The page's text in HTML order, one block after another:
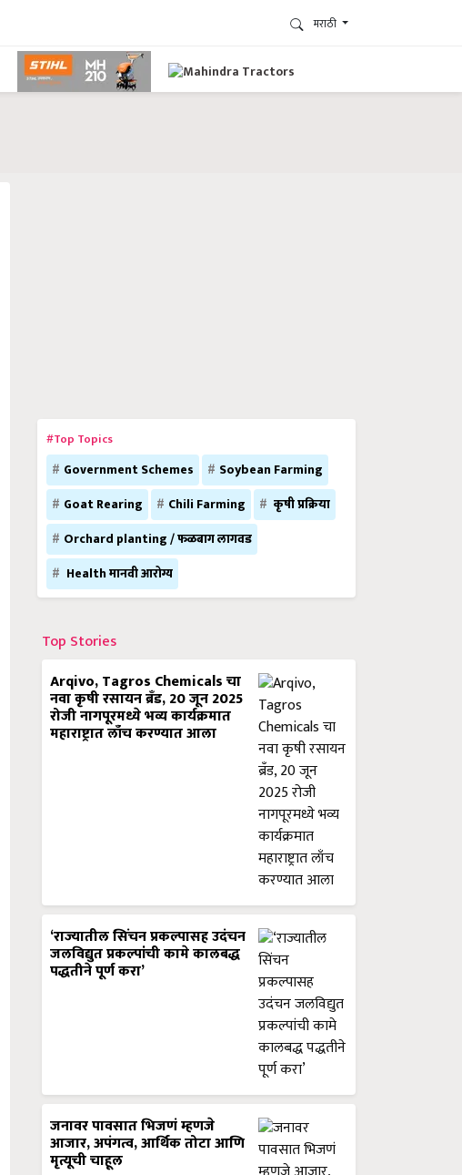
मराठी
#Top Topics
Government Schemes
Soybean Farming
Goat Rearing
Chili Farming
कृषी प्रक्रिया
Orchard planting / फळबाग लागवड
Health मानवी आरोग्य
Top Stories
Arqivo, Tagros Chemicals चा
नवा कृषी रसायन ब्रँड, 20 जून 2025
रोजी नागपूरमध्ये भव्य कार्यक्रमात
महाराष्ट्रात लाँच करण्यात आला
‘राज्यातील सिंचन प्रकल्पासह उदंचन
जलविद्युत प्रकल्पांची कामे कालबद्ध
पद्धतीने पूर्ण करा’
जनावर पावसात भिजणं म्हणजे
आजार, अपंगत्व, आर्थिक तोटा आणि
मृत्यूची चाहूल